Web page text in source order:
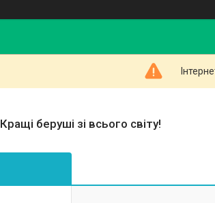
Кращі беруші зі всього світу!